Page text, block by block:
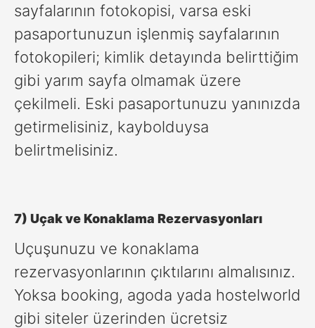
sayfalarının fotokopisi, varsa eski
pasaportunuzun işlenmiş sayfalarının
fotokopileri; kimlik detayında belirttiğim
gibi yarım sayfa olmamak üzere
çekilmeli. Eski pasaportunuzu yanınızda
getirmelisiniz, kaybolduysa
belirtmelisiniz.
7) Uçak ve Konaklama Rezervasyonları
Uçuşunuzu ve konaklama
rezervasyonlarının çıktılarını almalısınız.
Yoksa booking, agoda yada hostelworld
gibi siteler üzerinden ücretsiz